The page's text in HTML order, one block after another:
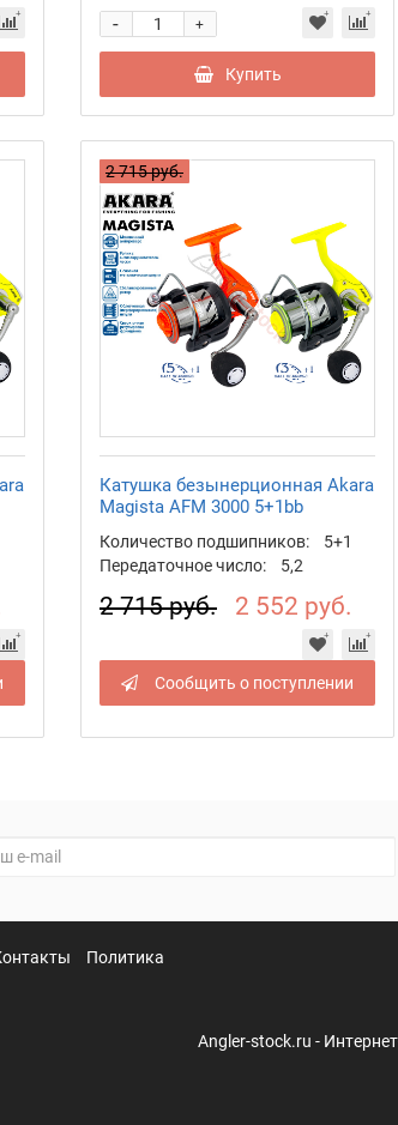
+
-
Купить
2 715 руб.
Катушка безынерционная Akara
Magista AFM 3000 5+1bb
Количество подшипников:
5+1
Передаточное число:
5,2
2 715 руб. 2 552 руб.
Сообщить о поступлении
Политика
Angler-stock.ru -